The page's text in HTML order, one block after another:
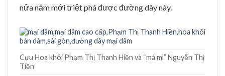
nửa năm mới triệt phá được đường dây này.
Cựu Hoa khôi Phạm Thị Thanh Hiền và “má mì” Nguyễn Thị
Tiền